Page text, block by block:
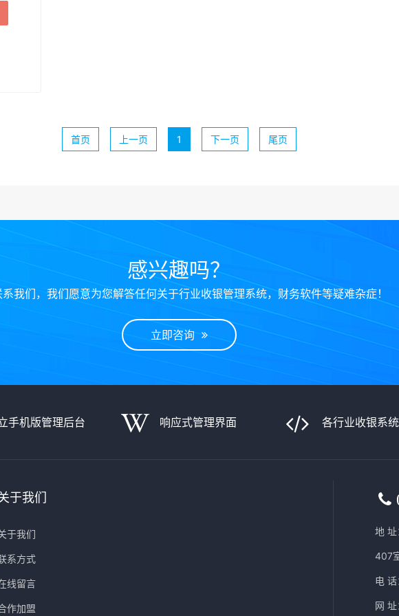
首页 上一页 1 下一页 尾页
感兴趣吗？
我们，我们愿意为您解答任何关于行业收银管理系统，财务软件等疑难杂症！
立即咨询
手机版管理后台 响应式管理界面 各行业收银系统
于我们
于我们
系方式
线留言
作加盟
地
407
电
网